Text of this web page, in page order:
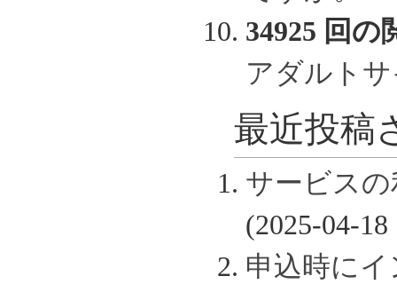
34925 回の
アダルト
最近投稿
サービス
(2025-04-18
申込時に